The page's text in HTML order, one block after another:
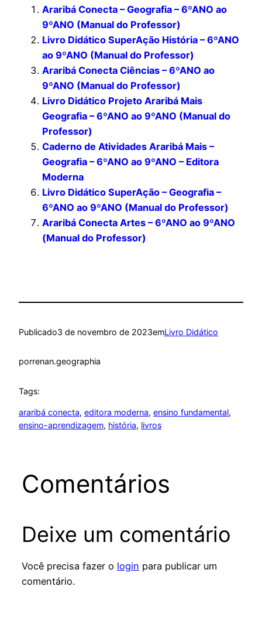
Araribá Conecta – Geografia – 6ºANO ao
9ºANO (Manual do Professor)
Livro Didático SuperAção História – 6ºANO
ao 9ºANO (Manual do Professor)
Araribá Conecta Ciências – 6ºANO ao
9ºANO (Manual do Professor)
Livro Didático Projeto Araribá Mais
Geografia – 6ºANO ao 9ºANO (Manual do
Professor)
Caderno de Atividades Araribá Mais –
Geografia – 6ºANO ao 9ºANO – Editora
Moderna
Livro Didático SuperAção – Geografia –
6ºANO ao 9ºANO (Manual do Professor)
Araribá Conecta Artes – 6ºANO ao 9ºANO
(Manual do Professor)
Publicado3 de novembro de 2023emLivro Didático
porrenan.geographia
Tags:
araribá conecta, editora moderna, ensino fundamental
ensino-aprendizagem, história, livros
Comentários
Deixe um comentário
Você precisa fazer o login para publicar um
comentário.